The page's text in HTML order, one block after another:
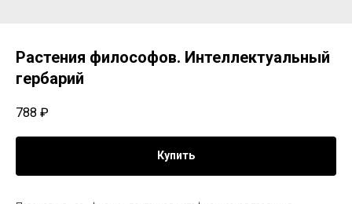
Растения философов. Интеллектуальный
гербарий
788 ₽
Купить